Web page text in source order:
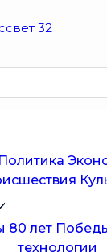
Политика
80 лет
технологии